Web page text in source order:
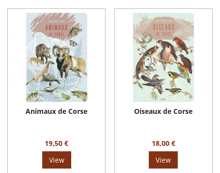
Animaux de Corse
19,50 €
View
Oiseaux de Corse
18,00 €
View